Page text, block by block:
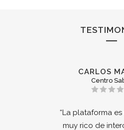
CARLOS
“La plataforma
muy rico de
Centro